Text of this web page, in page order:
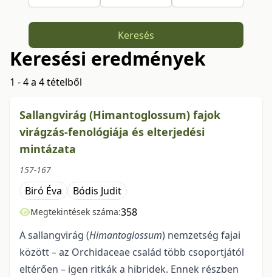
Keresés
Keresési eredmények
1 - 4 a 4 tételből
Sallangvirág (Himantoglossum) fajok
virágzás-fenológiája és elterjedési
mintázata
157-167
Biró Éva Bódis Judit
Megtekintések száma:358
A sallangvirág (Himantoglossum) nemzetség fajai
között – az Orchidaceae család több csoportjától
eltérően – igen ritkák a hibridek. Ennek részben